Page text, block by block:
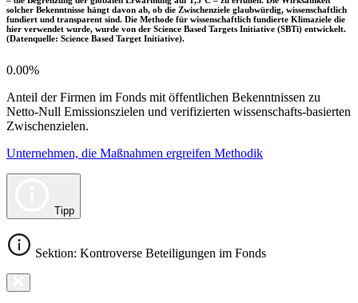
solcher Bekenntnisse hängt davon ab, ob die Zwischenziele glaubwürdig, wissenschaftlich
fundiert und transparent sind. Die Methode für wissenschaftlich fundierte Klimaziele die
hier verwendet wurde, wurde von der Science Based Targets Initiative (SBTi) entwickelt.
(Datenquelle: Science Based Target Initiative).
0.00%
Anteil der Firmen im Fonds mit öffentlichen Bekenntnissen zu
Netto-Null Emissionszielen und verifizierten wissenschafts-basierten
Zwischenzielen.
Unternehmen, die Maßnahmen ergreifen Methodik
Tipp
Sektion: Kontroverse Beteiligungen im Fonds